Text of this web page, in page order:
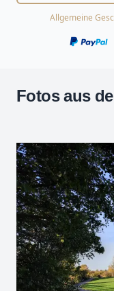
Allgemeine
Fotos aus
+
−